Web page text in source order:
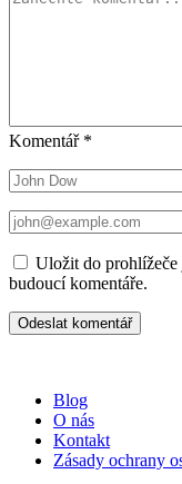
Komentář *
Uložit do prohlížeče
budoucí komentáře.
Blog
O nás
Kontakt
Zásady ochrany